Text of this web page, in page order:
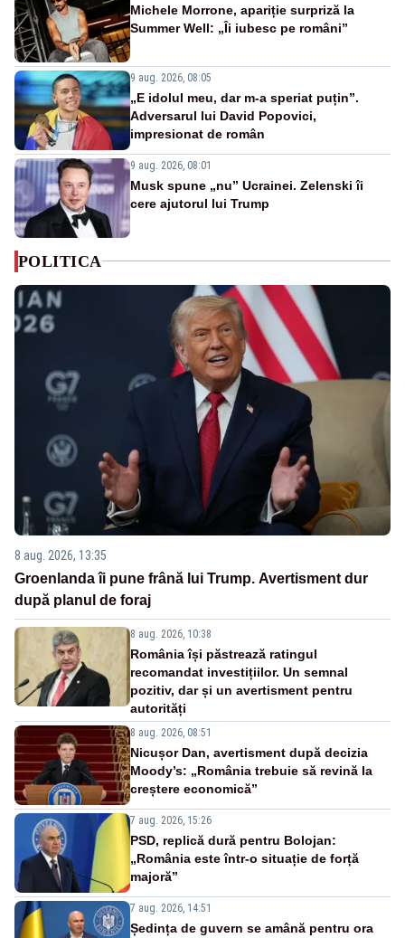
Michele Morrone, apariție surpriză la
Summer Well: „Îi iubesc pe români”
9 aug. 2026, 08:05
„E idolul meu, dar m-a speriat puțin”.
Adversarul lui David Popovici,
impresionat de român
9 aug. 2026, 08:01
Musk spune „nu” Ucrainei. Zelenski îi
cere ajutorul lui Trump
POLITICA
8 aug. 2026, 13:35
Groenlanda îi pune frână lui Trump. Avertisment dur
după planul de foraj
8 aug. 2026, 10:38
România își păstrează ratingul
recomandat investițiilor. Un semnal
pozitiv, dar și un avertisment pentru
autorități
8 aug. 2026, 08:51
Nicușor Dan, avertisment după decizia
Moody’s: „România trebuie să revină la
creștere economică”
7 aug. 2026, 15:26
PSD, replică dură pentru Bolojan:
„România este într-o situație de forță
majoră”
7 aug. 2026, 14:51
Ședința de guvern se amână pentru ora